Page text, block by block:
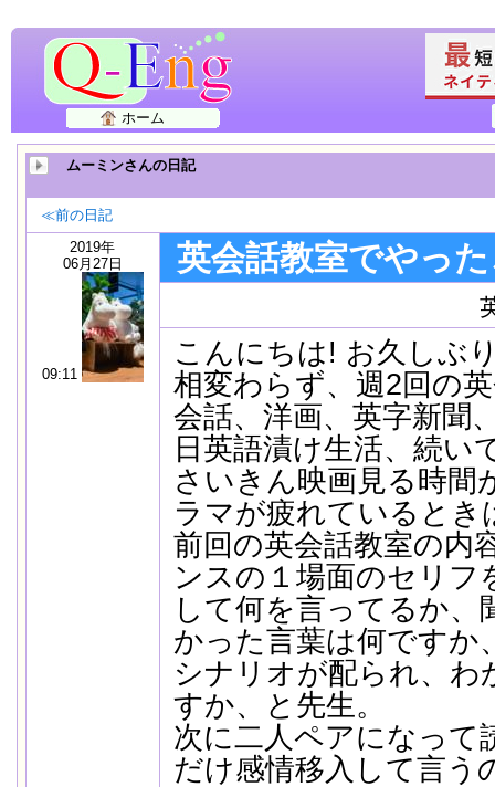
ホーム
ムーミンさんの日記
≪前の日記
2019年
06月27日
09:11
英会話教室でやっ
こんにちは! お久しぶ
相変わらず、週2回の
会話、洋画、英字新聞
日英語漬け生活、続い
さいきん映画見る時間
ラマが疲れているとき
前回の英会話教室の内
ンスの１場面のセリフ
して何を言ってるか、
かった言葉は何ですか
シナリオが配られ、わ
すか、と先生。
次に二人ペアになって
だけ感情移入して言う